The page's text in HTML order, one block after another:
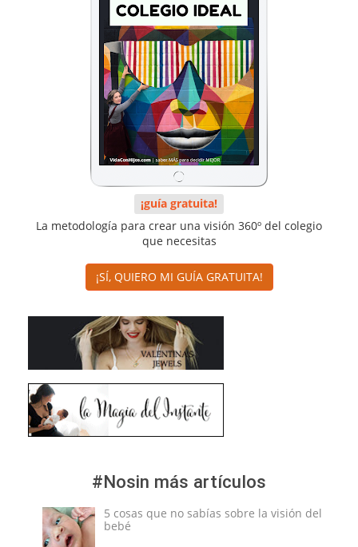
¡guía gratuita!
La metodología para crear una visión 360º del colegio
que necesitas
¡SÍ, QUIERO MI GUÍA GRATUITA!
#Nosin más artículos
5 cosas que no sabías sobre la visión del
bebé